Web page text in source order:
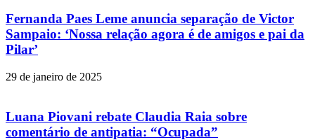
Fernanda Paes Leme anuncia separação de Victor
Sampaio: ‘Nossa relação agora é de amigos e pai da
Pilar’
29 de janeiro de 2025
Luana Piovani rebate Claudia Raia sobre
comentário de antipatia: “Ocupada”